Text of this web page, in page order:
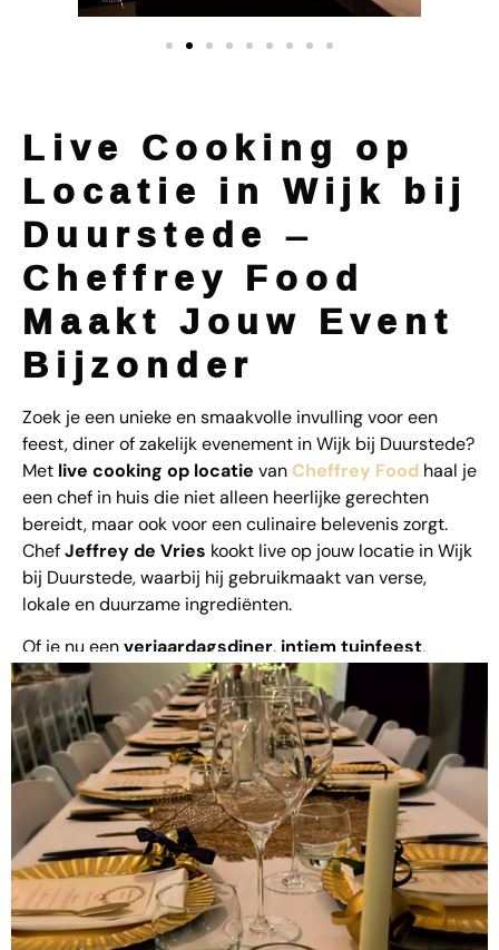
Live Cooking op
Locatie in Wijk bij
Duurstede –
Cheffrey Food
Maakt Jouw Event
Bijzonder
Zoek je een unieke en smaakvolle invulling voor een
feest, diner of zakelijk evenement in Wijk bij Duurstede?
Met live cooking op locatie vanCheffrey Food haal je
een chef in huis die niet alleen heerlijke gerechten
bereidt, maar ook voor een culinaire belevenis zorgt.
ChefJeffrey de Vries kookt live op jouw locatie in Wijk
bij Duurstede, waarbij hij gebruikmaakt van verse,
lokale en duurzame ingrediënten.
Of je nu eenverjaardagsdiner, intiem tuinfeest,
bruiloftof een zakelijk eventorganiseert – met
Cheffrey Food maak je gegarandeerd indruk. Wij
verzorgen alles: van mobiele keuken tot bediening en
een menu volledig op maat.
Wat is Live
Cooking?
Bij live cookingwordt het eten op locatie bereid, recht
voor het oog van jouw gasten. Het is niet alleen lekker,
maar ook een visuele en interactieve ervaring. Jouw